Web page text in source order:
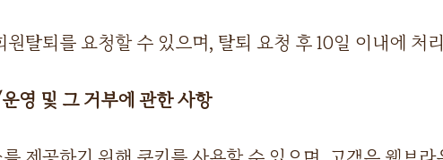
탈퇴를 요청할 수 있으며, 탈퇴 요청 후 10일 이내에 처
영 및 그 거부에 관한 사항